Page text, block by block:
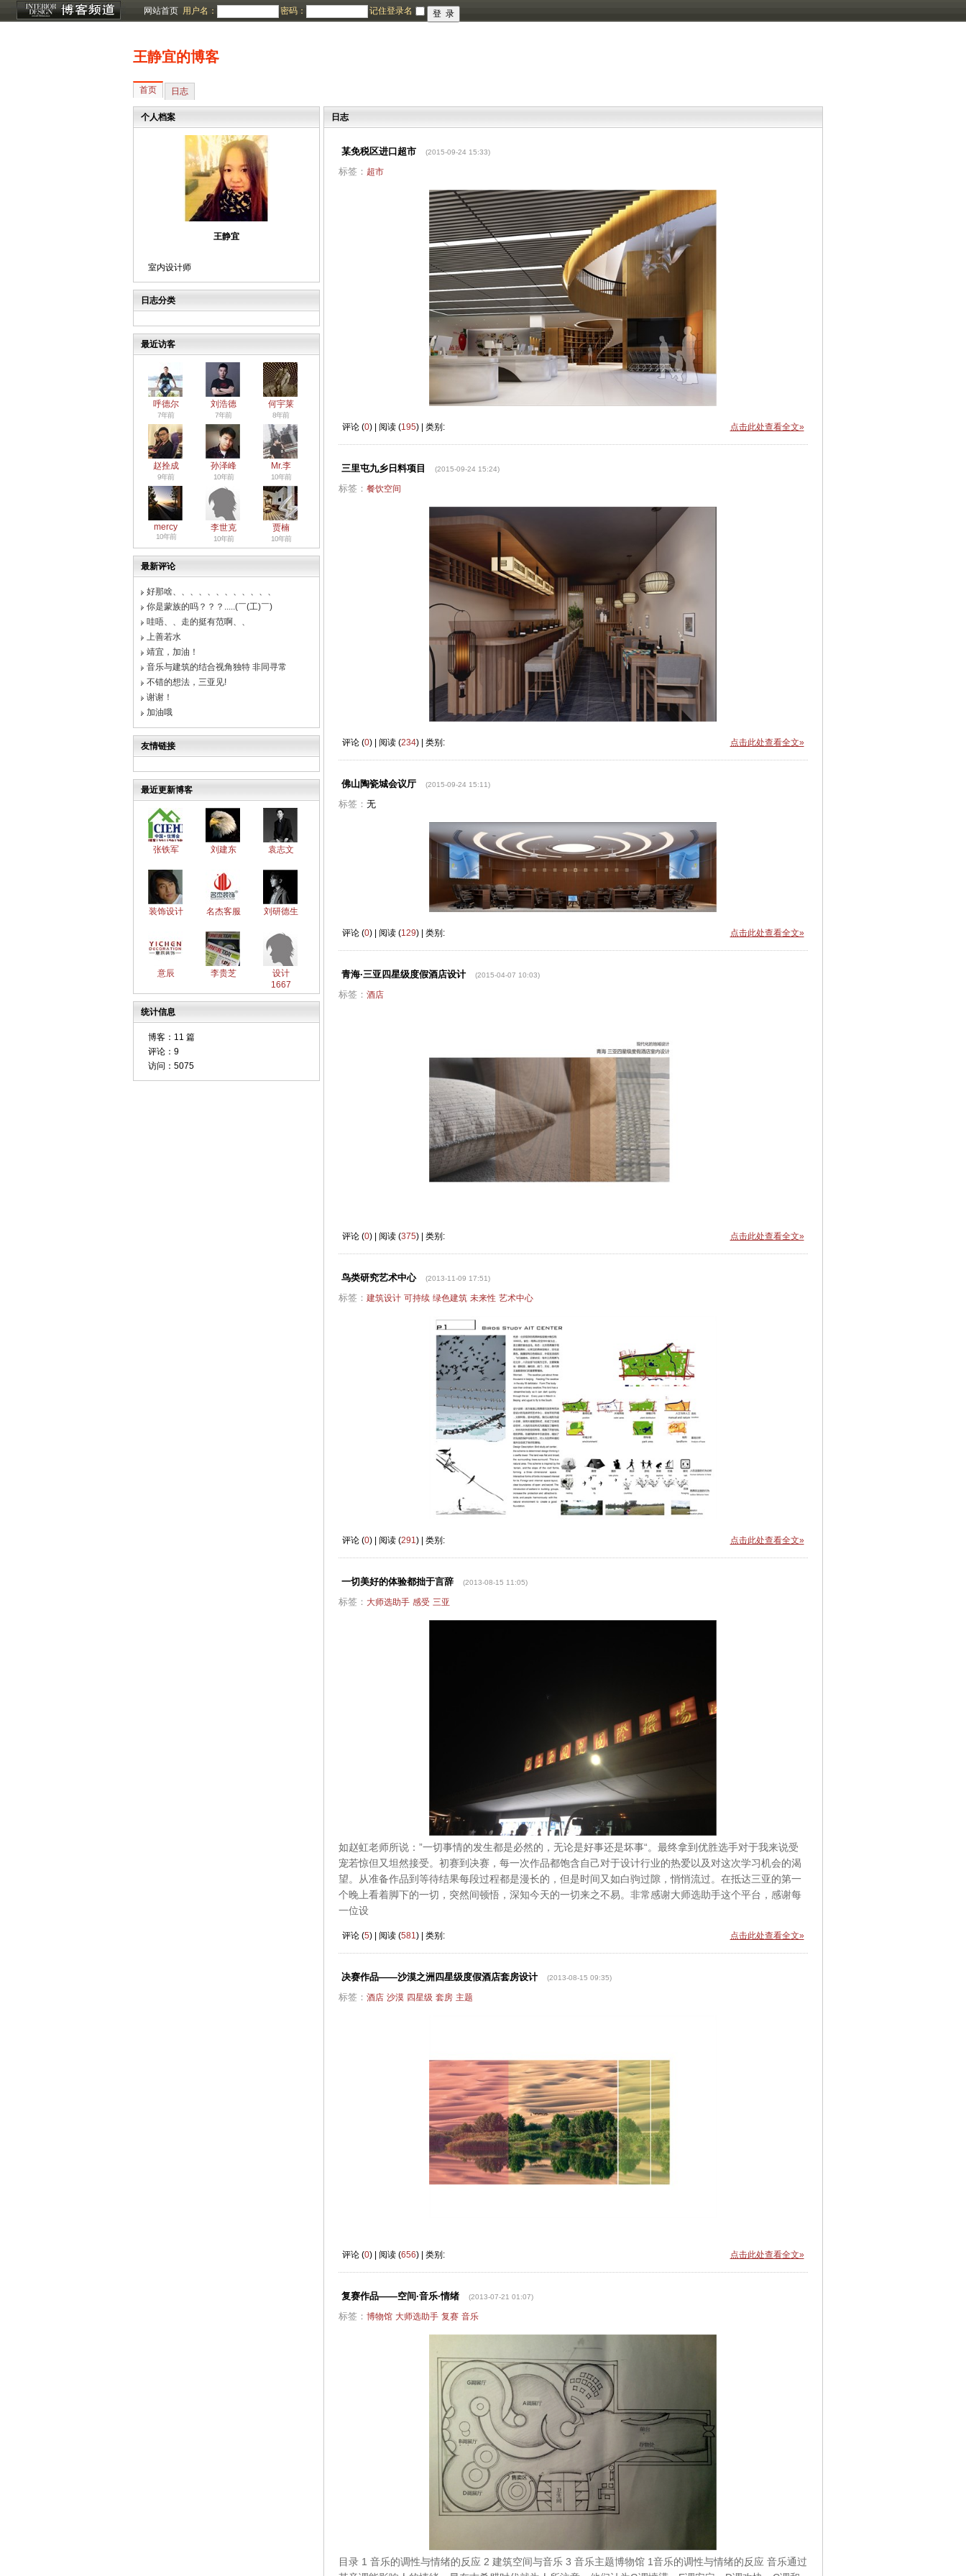
网站首页 用户名： 密码： 记住登录名
王静宜的博客
首页 日志
个人档案
王静宜
室内设计师
日志分类
最近访客
呼德尔
7年前
刘浩德
7年前
何宇莱
8年前
赵拴成
9年前
孙泽峰
10年前
Mr.李
10年前
mercy
10年前
李世克
10年前
贾楠
10年前
最新评论
好那啥、、、、、、、、、、、、
你是蒙族的吗？？？.....(￣(工)￣)
哇唔、、走的挺有范啊、、
上善若水
靖宜，加油！
音乐与建筑的结合视角独特 非同寻常
不错的想法，三亚见!
谢谢！
加油哦
友情链接
最近更新博客
张铁军 刘建东 袁志文
装饰设计 名杰客服 刘研德生
意辰 李贵芝
设计
1667
统计信息
博客： 11 篇
评论： 9
访问： 5075
日志
某免税区进口超市 (2015-09-24 15:33)
标签： 超市
点击此处查看全文»
评论 (0) | 阅读 (195) | 类别:
三里屯九乡日料项目 (2015-09-24 15:24)
标签： 餐饮空间
点击此处查看全文»
评论 (0) | 阅读 (234) | 类别:
佛山陶瓷城会议厅 (2015-09-24 15:11)
标签： 无
点击此处查看全文»
评论 (0) | 阅读 (129) | 类别:
青海·三亚四星级度假酒店设计 (2015-04-07 10:03)
标签： 酒店
点击此处查看全文»
评论 (0) | 阅读 (375) | 类别:
鸟类研究艺术中心 (2013-11-09 17:51)
标签： 建筑设计 可持续 绿色建筑 未来性 艺术中心
点击此处查看全文»
评论 (0) | 阅读 (291 ) | 类别:
一切美好的体验都拙于言辞 (2013-08-15 11:05)
标签： 大师选助手 感受 三亚
如赵虹老师所说：”一切事情的发生都是必然的，无论是好事还是坏事“。最终拿到优胜选手对于我来说受
宠若惊但又坦然接受。初赛到决赛，每一次作品都饱含自己对于设计行业的热爱以及对这次学习机会的渴
望。从准备作品到等待结果每段过程都是漫长的，但是时间又如白驹过隙，悄悄流过。在抵达三亚的第一
个晚上看着脚下的一切，突然间顿悟，深知今天的一切来之不易。非常感谢大师选助手这个平台，感谢每
一位设
点击此处查看全文»
评论 (5) | 阅读 (581 ) | 类别:
决赛作品——沙漠之洲四星级度假酒店套房设计 (2013-08-15 09:35)
标签： 酒店 沙漠 四星级 套房 主题
点击此处查看全文»
评论 (0) | 阅读 (656) | 类别:
复赛作品——空间·音乐·情绪 (2013-07-21 01:07)
标签： 博物馆 大师选助手 复赛 音乐
目录 1 音乐的调性与情绪的反应 2 建筑空间与音乐 3 音乐主题博物馆 1音乐的调性与情绪的反应 音乐通过